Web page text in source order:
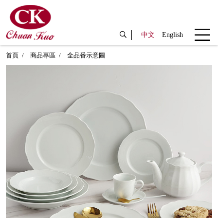
中文 English
首頁 商品專區 全品番示意圖